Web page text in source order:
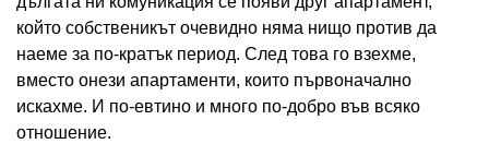
който собственикът очевидно няма нищо против да
наеме за по-кратък период. След това го взехме,
вместо онези апартаменти, които първоначално
искахме. И по-евтино и много по-добро във всяко
отношение.